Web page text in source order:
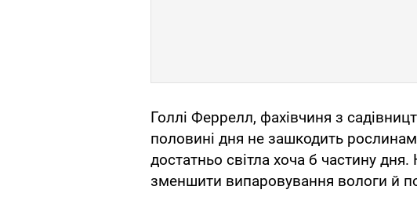
Голлі Феррелл, фахівчиня з
половині дня не зашкодить
достатньо світла хоча б частину
зменшити випаровування вологи й